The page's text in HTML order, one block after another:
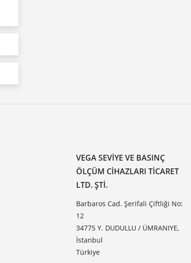
VEGA SEVIYE VE BASINÇ
ÖLÇÜM CIHAZLARI TICARET
LTD. ŞTI.
Barbaros Cad. Şerifali Çiftliği No:
12
34775 Y. DUDULLU / ÜMRANIYE,
İstanbul
Türkiye